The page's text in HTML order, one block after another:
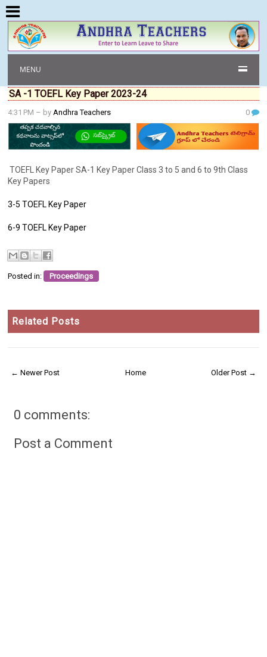
MENU
SA -1 TOEFL Key Paper 2023-24
4:31 PM – byAndhra Teachers 0
TOEFL Key Paper SA-1 Key Paper Class 3 to 5 and 6 to 9th Class
Key Papers
3-5 TOEFL Key Paper
6-9 TOEFL Key Paper
Posted in: Proceedings
Related Posts
← Newer Post Older Post →
Home
0 comments:
Post a Comment